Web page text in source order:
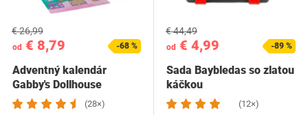
od € 8,79
€ 26,99
-68 %
Adventný kalendár
Gabby's Dollhouse
(28×)
od € 4,99
€ 44,49
-89 %
Sada Baybledas so zlatou
káčkou
(12×)